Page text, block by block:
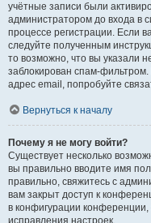
учётные записи были
администратором до входа в
процессе регистрации. Если
следуйте полученным
то возможно, что вы указали
заблокирован спам-
адрес email, попробуйте
Вернуться к началу
Почему я не могу войти?
Существует несколько
вы правильно вводите имя
правильно, свяжитесь с
вам закрыт доступ к
в конфигурации
исправления настроек.